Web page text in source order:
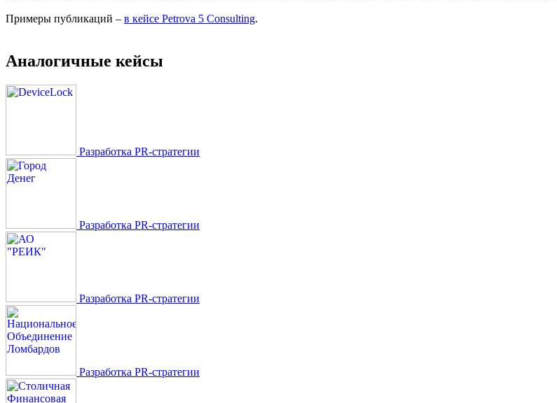
Примеры публикаций – в кейсе Petrova 5 Consulting.
Аналогичные кейсы
Разработка PR-стратегии
Разработка PR-стратегии
Разработка PR-стратегии
Разработка PR-стратегии